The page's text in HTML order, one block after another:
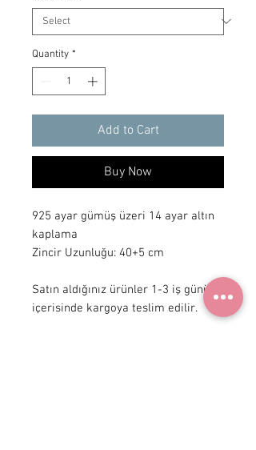
Quantity *
Add to Cart
Buy Now
925 ayar gümüş üzeri 14 ayar altın
kaplama
Zincir Uzunluğu: 40+5 cm
Satın aldığınız ürünler 1-3 iş günü
içerisinde kargoya teslim edilir.